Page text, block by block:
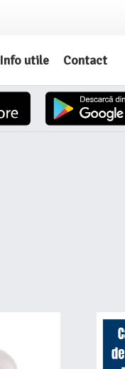
Info utile Contact